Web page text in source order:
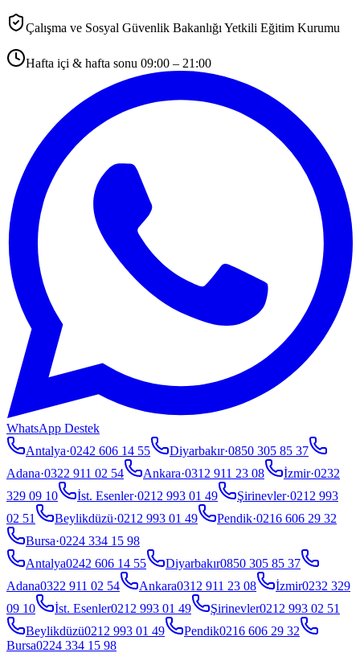
Çalışma ve Sosyal Güvenlik Bakanlığı Yetkili Eğitim Kurumu
Hafta içi & hafta sonu 09:00 – 21:00
WhatsApp Destek
Antalya·0242 606 14 55 Diyarbakır·0850 305 85 37
Adana·0322 911 02 54 Ankara·0312 911 23 08 İzmir·0232
329 09 10
İst. Esenler·0212 993 01 49 Şirinevler·0212 993
02 51
Beylikdüzü·0212 993 01 49 Pendik·0216 606 29 32
Bursa·0224 334 15 98
Antalya0242 606 14 55 Diyarbakır0850 305 85 37
Adana0322 911 02 54 Ankara0312 911 23 08 İzmir0232 329
09 10
İst. Esenler0212 993 01 49 Şirinevler0212 993 02 51
Beylikdüzü0212 993 01 49 Pendik0216 606 29 32
Bursa0224 334 15 98